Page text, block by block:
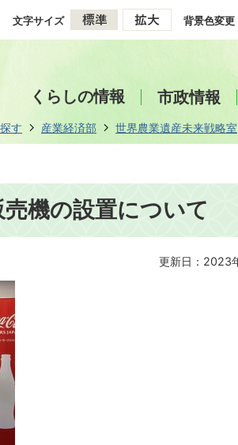
文字サイズ 背景色変更
くらしの情報 市政情報
す 産業経済部 世界農業遺産未来戦略室
機の設置について
更新日：2023